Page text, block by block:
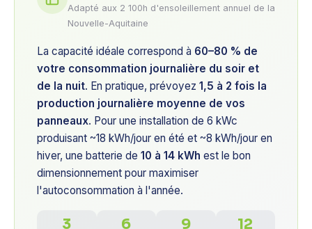
Adapté aux 2 100h d'ensoleillement annuel de la
Nouvelle-Aquitaine
La capacité idéale correspond à 60–80 % de
votre consommation journalière du soir et
de la nuit. En pratique, prévoyez 1,5 à 2 fois la
production journalière moyenne de vos
panneaux. Pour une installation de 6 kWc
produisant ~18 kWh/jour en été et ~8 kWh/jour en
hiver, une batterie de 10 à 14 kWh est le bon
dimensionnement pour maximiser
l'autoconsommation à l'année.
3 6 9 12